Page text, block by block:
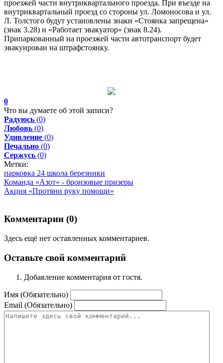
проезжей части внутриквартального проезда. При въезде на
внутриквартальный проезд со стороны ул. Ломоносова и ул.
Л. Толстого будут установлены знаки «Стоянка запрещена»
(знак 3.28) и «Работает эвакуатор» (знак 8.24).
Припаркованный на проезжей части автотранспорт будет
эвакуирован на штрафстоянку.
0
Что вы думаете об этой записи?
Радуюсь (0)
Любовь (0)
Удивление (0)
Печально (0)
Сержусь (0)
Метки:
парковка 24 школа березники
Команда «Азот» - бронзовые призеры
Акция «Протяни руку помощи»
Комментарии (0)
Здесь ещё нет оставленных комментариев.
Оставьте свой комментарий
Добавление комментария от гостя.
Имя (Обязательно)
Email (Обязательно)